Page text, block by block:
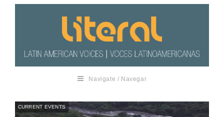
Navigate / Navegar
CURRENT EVENTS